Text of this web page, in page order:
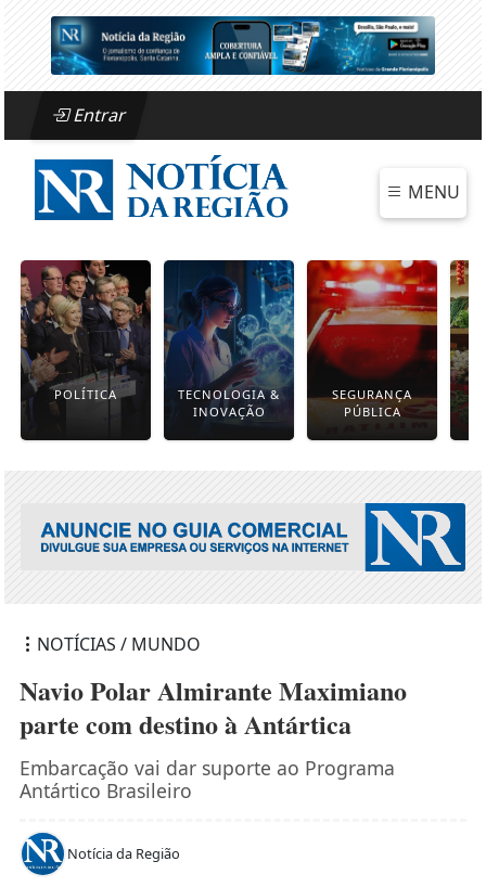
Entrar
MENU
POLÍTICA
TECNOLOGIA &
INOVAÇÃO
SEGURANÇA
PÚBLICA
NOTÍCIAS / MUNDO
Navio Polar Almirante Maximiano
parte com destino à Antártica
Embarcação vai dar suporte ao Programa
Antártico Brasileiro
Notícia da Região